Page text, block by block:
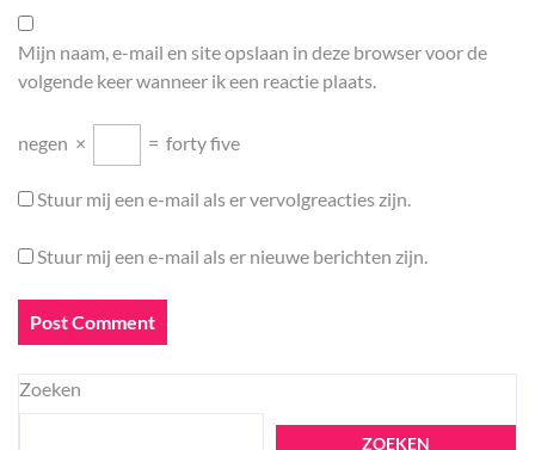
Mijn naam, e-mail en site opslaan in deze browser voor de
volgende keer wanneer ik een reactie plaats.
negen × = forty five
Stuur mij een e-mail als er vervolgreacties zijn.
Stuur mij een e-mail als er nieuwe berichten zijn.
Zoeken
ZOEKEN